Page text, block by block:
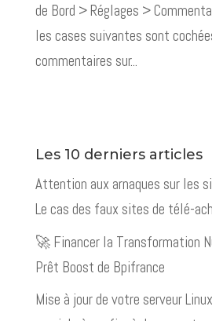
de Bord > Réglages >
les cases suivantes sont
commentaires sur...
Les 10 derniers articles
Attention aux arnaques sur les
Le cas des faux sites de télé-
🚀 Financer la Transformation
Prêt Boost de Bpifrance
Mise à jour de votre serveur